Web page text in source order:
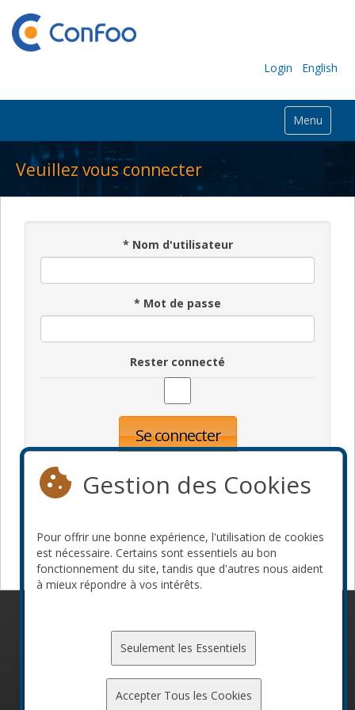
Login English
Menu
Veuillez vous connecter
* Nom d'utilisateur
* Mot de passe
Rester connecté
Se connecter
Devenir commanditaire
Gestion des Cookies
Pour offrir une bonne expérience, l'utilisation de cookies
est nécessaire. Certains sont essentiels au bon
fonctionnement du site, tandis que d'autres nous aident
à mieux répondre à vos intérêts.
Seulement les Essentiels
Accepter Tous les Cookies